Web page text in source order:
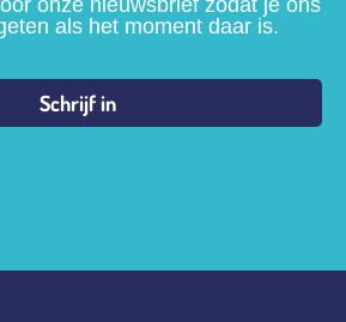
onze nieuwsbrief zodat je ons
als het moment daar is.